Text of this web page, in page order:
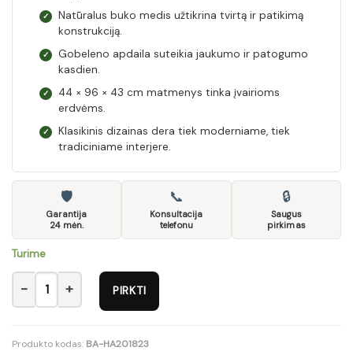
✓
Natūralus buko medis užtikrina tvirtą ir patikimą
konstrukciją.
✓
Gobeleno apdaila suteikia jaukumo ir patogumo
kasdien.
✓
44 × 96 × 43 cm matmenys tinka įvairioms
erdvėms.
✓
Klasikinis dizainas dera tiek moderniame, tiek
tradiciniame interjere.
🛡
Garantija
24 mėn.
📞
Konsultacija
telefonu
🔒
Saugus
pirkimas
Turime
produkto kiekis: CITRONE chair spalva: white / Inari 23
PIRKTI
Produkto kodas: BA-HA201823